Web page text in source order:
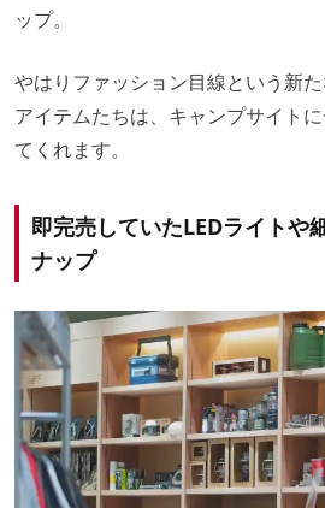
ップ。
やはりファッション目線という新
アイテムたちは、キャンプサイト
てくれます。
即完売していたLEDライトや
ナップ